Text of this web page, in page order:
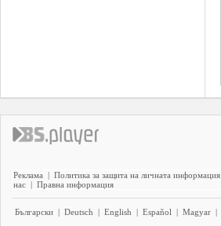
Реклама | Политика за защита на личната информация
нас | Правна информация
Български | Deutsch | English | Español | Magyar |